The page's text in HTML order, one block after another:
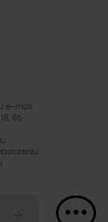
e-mail
65-